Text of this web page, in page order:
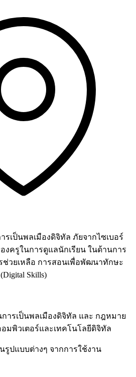
เป็นพลเมืองดิจิทัล ภัยจากไซเบอร์
งครูในการดูแลนักเรียน ในด้านการ
ช่วยเหลือ การสอนเพื่อพัฒนาทักษะ
Skills)
ารเป็นพลเมืองดิจิทัล และ กฎหมาย
มพิวเตอร์และเทคโนโลยีดิจิทัล
รูปแบบต่างๆ จากการใช้งาน